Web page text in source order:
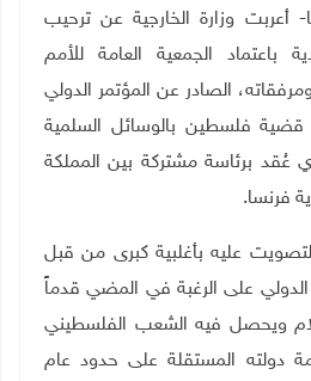
12-9-2025 وفا- أعربت وزارة الخارجية عن ترحيب
باعتماد الجمعية العامة للأمم
الصادر عن المؤتمر الدولي
قضية فلسطين بالوسائل السلمية
عُقد برئاسة مشتركة بين المملكة
فرنسا.
عليه بأغلبية كبرى من قبل
الدولي على الرغبة في المضي قدماً
ويحصل فيه الشعب الفلسطيني
دولته المستقلة على حدود عام